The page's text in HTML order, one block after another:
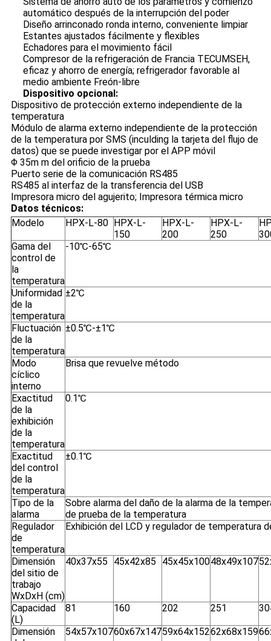
automático después de la interrupción del poder
Diseño arrinconado ronda interno, conveniente limpiar
Estantes ajustados fácilmente y flexibles
Echadores para el movimiento fácil
Compresor de la refrigeración de Francia TECUMSEH,
eficaz y ahorro de energía; refrigerador favorable al
medio ambiente Freón-libre
Dispositivo opcional:
Dispositivo de protección externo independiente de la
temperatura
Módulo de alarma externo independiente de la protección
de la temperatura por SMS (inculding la tarjeta del flujo de
datos) que se puede investigar por el APP móvil
Φ 35m m del orificio de la prueba
Puerto serie de la comunicación RS485
RS485 al interfaz de la transferencia del USB
Impresora micro del agujerito; Impresora térmica micro
Datos técnicos:
Modelo
HPX-L-80
HPX-L-
150
HPX-L-
200
HPX-L-
250
Gama del
control de
la
temperatura
-10℃-65℃
Uniformidad
de la
temperatura
±2℃
Fluctuación
de la
temperatura
±0.5℃-±1℃
Modo
cíclico
interno
Brisa que revuelve método
Exactitud
de la
exhibición
de la
temperatura
0.1℃
Exactitud
del control
de la
temperatura
±0.1℃
Tipo de la
alarma
Sobre alarma del daño de la alarma de la
de prueba de la temperatura
Regulador
de
temperatura
Exhibición del LCD y regulador de temperatura
Dimensión
del sitio de
trabajo
WxDxH (cm)
40x37x55 45x42x85 45x45x10048x49x107
Capacidad
(L)
81 160 202 251
Dimensión
54x57x10760x67x14759x64x15262x68x159